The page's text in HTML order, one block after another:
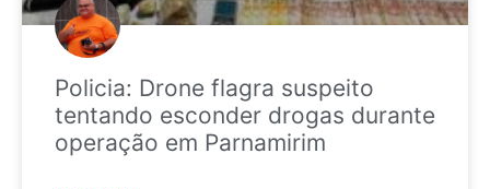
Policia: Drone flagra suspeito
tentando esconder drogas durante
operação em Parnamirim